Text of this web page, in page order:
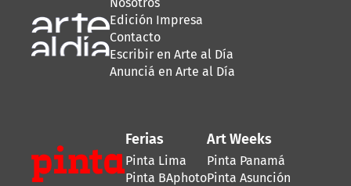
Edición Impresa
Contacto
Escribir en Arte al Día
Anunciá en Arte al Día
Ferias
Pinta Lima
Pinta BAphoto
Art Weeks
Pinta Panamá
Pinta Asunción